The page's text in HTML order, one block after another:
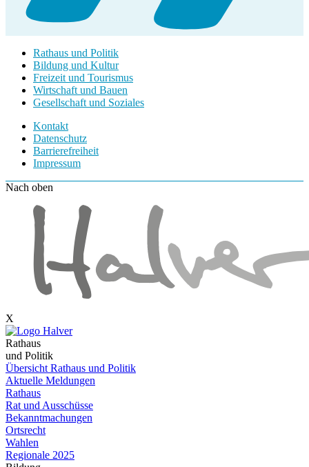
Rathaus und Politik
Bildung und Kultur
Freizeit und Tourismus
Wirtschaft und Bauen
Gesellschaft und Soziales
Kontakt
Datenschutz
Barrierefreiheit
Impressum
Nach oben
X
Rathaus
und Politik
Übersicht Rathaus und Politik
Aktuelle Meldungen
Rathaus
Rat und Ausschüsse
Bekanntmachungen
Ortsrecht
Wahlen
Regionale 2025